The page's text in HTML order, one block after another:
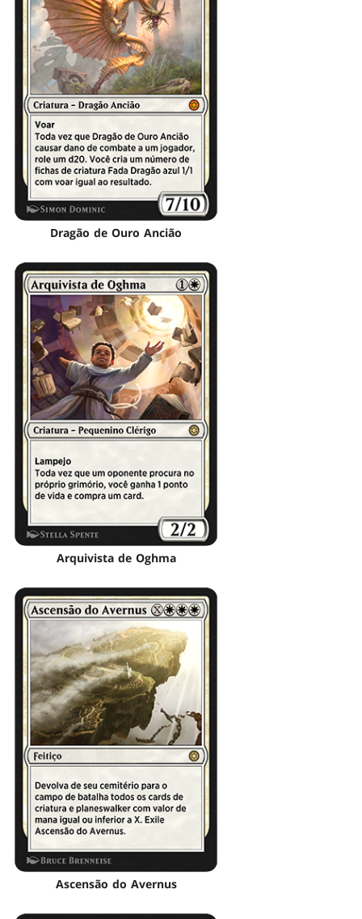
Dragão de Ouro Ancião
Arquivista de Oghma
Ascensão do Avernus